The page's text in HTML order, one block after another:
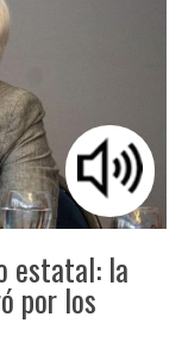
estatal: la
por los